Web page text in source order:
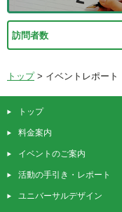
訪問者数
トップ> イベントレポート
トップ
料金案内
イベントのご案内
活動の手引き・レポート
ユニバーサルデザイン